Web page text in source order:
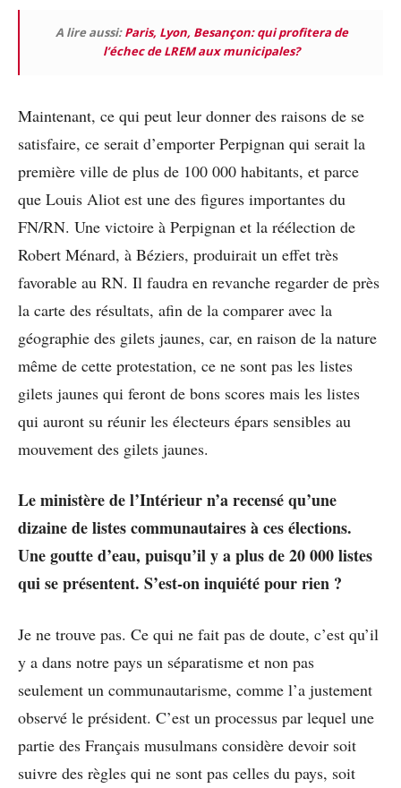
A lire aussi:Paris, Lyon, Besançon: qui profitera de
l’échec de LREM aux municipales?
Maintenant, ce qui peut leur donner des raisons de se
satisfaire, ce serait d’emporter Perpignan qui serait la
première ville de plus de 100 000 habitants, et parce
que Louis Aliot est une des figures importantes du
FN/RN. Une victoire à Perpignan et la réélection de
Robert Ménard, à Béziers, produirait un effet très
favorable au RN. Il faudra en revanche regarder de près
la carte des résultats, afin de la comparer avec la
géographie des gilets jaunes, car, en raison de la nature
même de cette protestation, ce ne sont pas les listes
gilets jaunes qui feront de bons scores mais les listes
qui auront su réunir les électeurs épars sensibles au
mouvement des gilets jaunes.
Le ministère de l’Intérieur n’a recensé qu’une
dizaine de listes communautaires à ces élections.
Une goutte d’eau, puisqu’il y a plus de 20 000 listes
qui se présentent. S’est-on inquiété pour rien ?
Je ne trouve pas. Ce qui ne fait pas de doute, c’est qu’il
y a dans notre pays un séparatisme et non pas
seulement un communautarisme, comme l’a justement
observé le président. C’est un processus par lequel une
partie des Français musulmans considère devoir soit
suivre des règles qui ne sont pas celles du pays, soit